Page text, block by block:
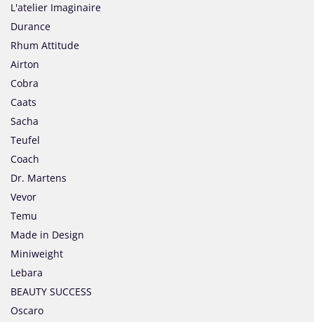
L'atelier Imaginaire
Durance
Rhum Attitude
Airton
Cobra
Caats
Sacha
Teufel
Coach
Dr. Martens
Vevor
Temu
Made in Design
Miniweight
Lebara
BEAUTY SUCCESS
Oscaro